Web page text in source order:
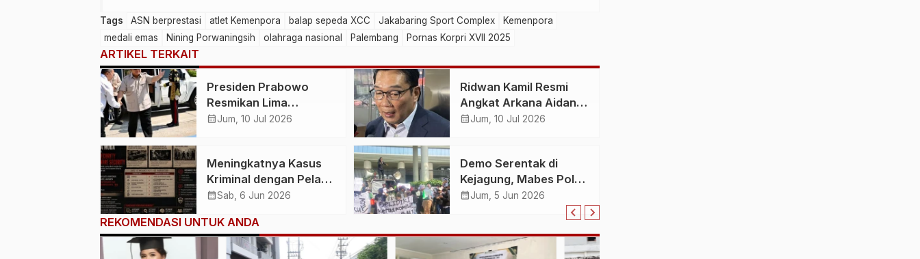
Tags ASN berprestasi atlet Kemenpora balap sepeda XCC Jakabaring Sport Complex
Kemenpora
medali emas
Nining Porwaningsih olahraga nasional Palembang Pornas Korpri XVII 2025
ARTIKEL TERKAIT
Presiden Prabowo
Resmikan Lima
Bendungan Sekaligus
Swasembada Pangan
Nasional
calendar_monthJum, 10 Jul 2026
Ridwan Kamil Resmi
Angkat Arkana Aidan
Misbach sebagai Anak,
Agama Bandung
calendar_monthJum, 10 Jul 2026
Meningkatnya Kasus
Kriminal dengan Pelaku
Usia Muda Picu Diskusi
Parenting dan
Mentoring Webware
calendar_monthSab, 6 Jun 2026
Demo Serentak di
Kejagung, Mabes Polri,
dan KPK, Mahasiswa
Bagus Pratiksa Linggih
calendar_monthJum, 5 Jun 2026
REKOMENDASI UNTUK ANDA